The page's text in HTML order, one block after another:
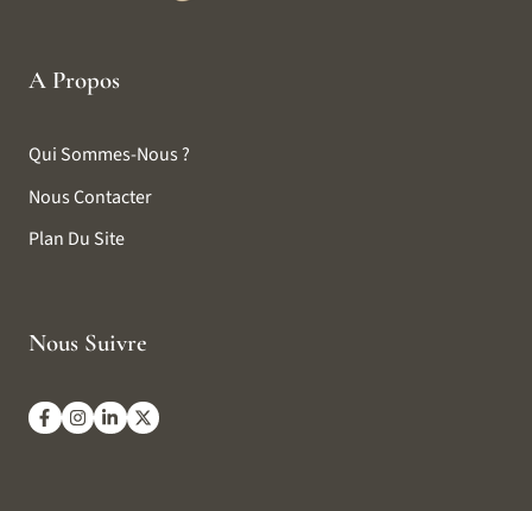
A Propos
Qui Sommes-Nous ?
Nous Contacter
Plan Du Site
Nous Suivre